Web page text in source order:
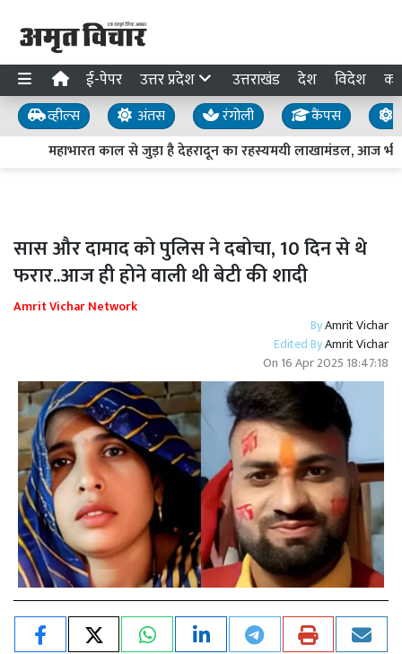
ई-पेपर उत्तर प्रदेश उत्तराखंड देश विदेश
व्हील्स अंतस रंगोली कैंपस
महाभारत काल से जुड़ा है देहरादून का रहस्यमयी लाखामंडल, आज भी
सास और दामाद को पुलिस ने दबोचा, 10 दिन से थे
फरार..आज ही होने वाली थी बेटी की शादी
Amrit Vichar Network
ByAmrit Vichar
Edited ByAmrit Vichar
On 16 Apr 2025 18:47:18